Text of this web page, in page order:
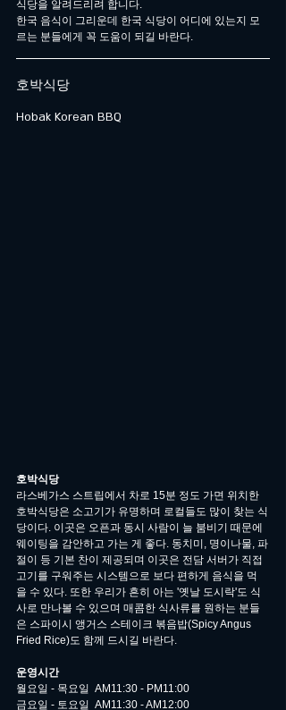
식당을 알려드리려 합니다.
한국 음식이 그리운데 한국 식당이 어디에 있는지 모
르는 분들에게 꼭 도움이 되길 바란다.
호박식당
Hobak Korean BBQ
호박식당
라스베가스 스트립에서 차로 15분 정도 가면 위치한
호박식당은 소고기가 유명하며 로컬들도 많이 찾는 식
당이다. 이곳은 오픈과 동시 사람이 늘 붐비기 때문에
웨이팅을 감안하고 가는 게 좋다. 동치미, 명이나물, 파
절이 등 기본 찬이 제공되며 이곳은 전담 서버가 직접
고기를 구워주는 시스템으로 보다 편하게 음식을 먹
을 수 있다. 또한 우리가 흔히 아는 '옛날 도시락'도 식
사로 만나볼 수 있으며 매콤한 식사류를 원하는 분들
은 스파이시 앵거스 스테이크 볶음밥(Spicy Angus
Fried Rice)도 함께 드시길 바란다.
운영시간
월요일 - 목요일  AM11:30 - PM11:00
금요일 - 토요일  AM11:30 - AM12:00